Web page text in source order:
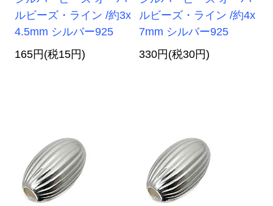
ルビーズ・ライン /約3x
4.5mm シルバー925
165円(税15円)
ルビーズ・ライン /約4x
7mm シルバー925
330円(税30円)